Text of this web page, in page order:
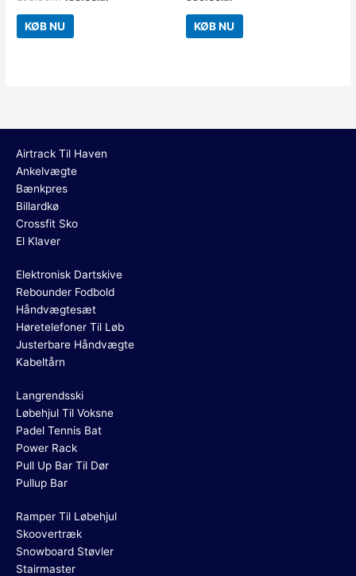
KØB NU KØB NU
Airtrack Til Haven
Ankelvægte
Bænkpres
Billardkø
Crossfit Sko
El Klaver
Elektronisk Dartskive
Rebounder Fodbold
Håndvægtesæt
Høretelefoner Til Løb
Justerbare Håndvægte
Kabeltårn
Langrendsski
Løbehjul Til Voksne
Padel Tennis Bat
Power Rack
Pull Up Bar Til Dør
Pullup Bar
Ramper Til Løbehjul
Skoovertræk
Snowboard Støvler
Stairmaster